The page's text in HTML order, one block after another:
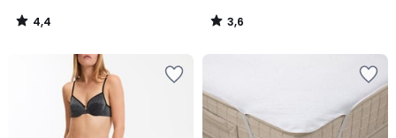
18.69
€ 4,4
/
3,6
/